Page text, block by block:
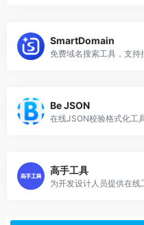
SmartDomain
Be JSON
在线JSON校验格式化工
高手工具
为开发设计人员提供在线